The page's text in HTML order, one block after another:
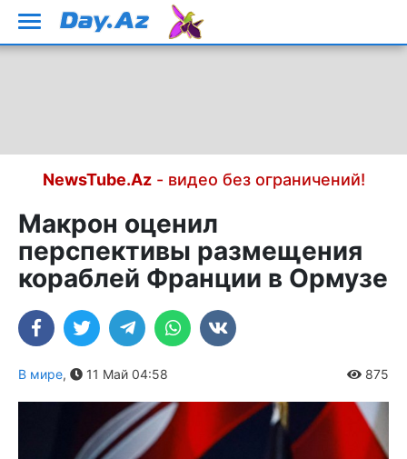
NewsTube.Az- видео без ограничений!
Макрон оценил
перспективы размещения
кораблей Франции в Ормузе
В мире, 11 Май 04:58 875